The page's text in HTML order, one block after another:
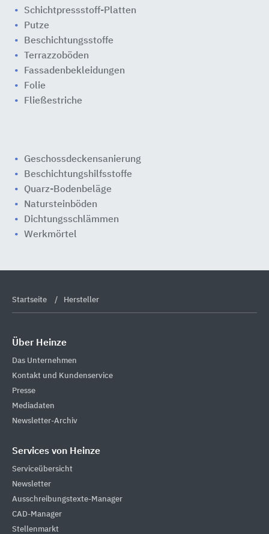
Schichtpressstoff-Platten
Putze
Beschichtungsstoffe
Terrazzoböden
Fassadenbekleidungen
Folie
Fließestriche
Geschossdeckensanierung
Beschichtungshilfsstoffe
Quarz-Bodenbeläge
Natursteinböden
Dichtungsschlämmen
Werkmörtel
Startseite Hersteller
Über Heinze
Das Unternehmen
Kontakt und Kundenservice
Presse
Mediadaten
Newsletter-Archiv
Services von Heinze
Serviceübersicht
Newsletter
Ausschreibungstexte-Manager
CAD-Manager
Stellenmarkt